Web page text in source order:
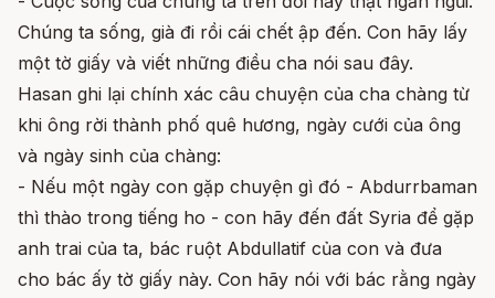
Chúng ta sống, già đi rồi cái chết ập đến. Con hãy lấy
một tờ giấy và viết những điều cha nói sau đây.
Hasan ghi lại chính xác câu chuyện của cha chàng từ
khi ông rời thành phố quê hương, ngày cưới của ông
và ngày sinh của chàng:
- Nếu một ngày con gặp chuyện gì đó - Abdurrbaman
thì thào trong tiếng ho - con hãy đến đất Syria để gặp
anh trai của ta, bác ruột Abdullatif của con và đưa
cho bác ấy tờ giấy này. Con hãy nói với bác rằng ngày